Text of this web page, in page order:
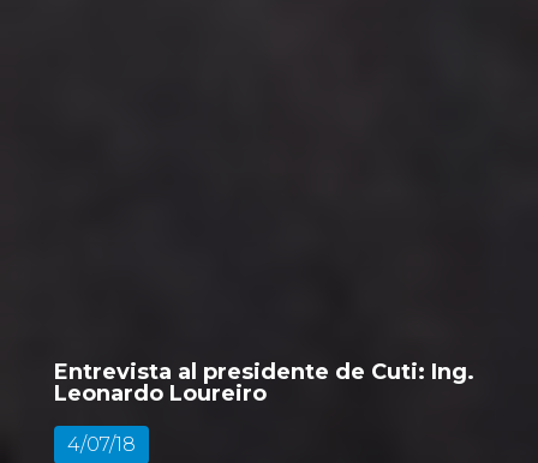
Entrevista al presidente de Cuti: Ing.
Leonardo Loureiro
4/07/18